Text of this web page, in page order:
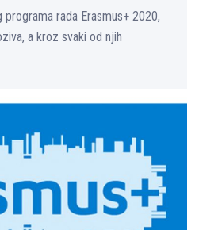
programa rada Erasmus+ 2020,
a kroz svaki od njih